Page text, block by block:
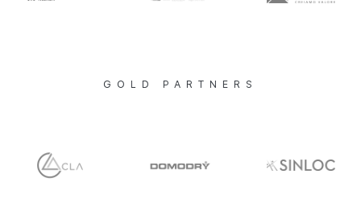
GOLD PARTNERS